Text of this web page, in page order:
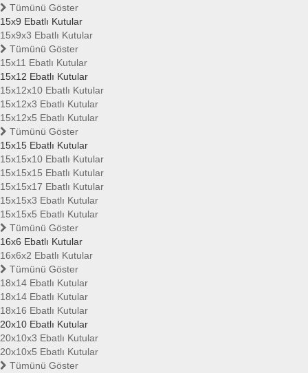
Tümünü Göster
15x9 Ebatlı Kutular
15x9x3 Ebatlı Kutular
Tümünü Göster
15x11 Ebatlı Kutular
15x12 Ebatlı Kutular
15x12x10 Ebatlı Kutular
15x12x3 Ebatlı Kutular
15x12x5 Ebatlı Kutular
Tümünü Göster
15x15 Ebatlı Kutular
15x15x10 Ebatlı Kutular
15x15x15 Ebatlı Kutular
15x15x17 Ebatlı Kutular
15x15x3 Ebatlı Kutular
15x15x5 Ebatlı Kutular
Tümünü Göster
16x6 Ebatlı Kutular
16x6x2 Ebatlı Kutular
Tümünü Göster
18x14 Ebatlı Kutular
18x14 Ebatlı Kutular
18x16 Ebatlı Kutular
20x10 Ebatlı Kutular
20x10x3 Ebatlı Kutular
20x10x5 Ebatlı Kutular
Tümünü Göster